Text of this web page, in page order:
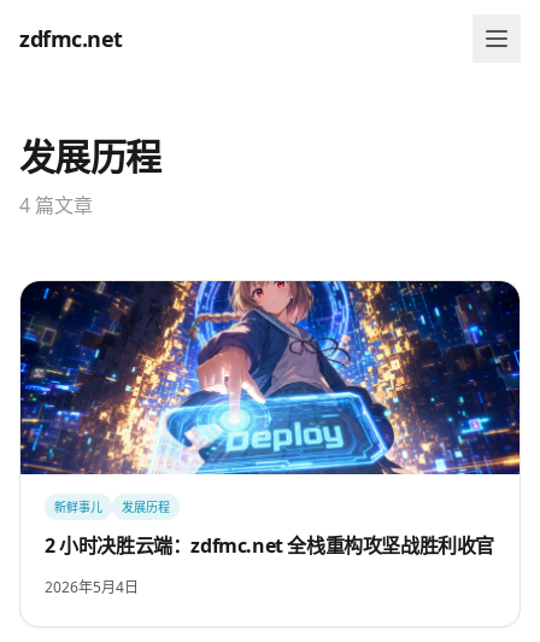
zdfmc.net
发展历程
4 篇文章
新鲜事儿 发展历程
2 小时决胜云端：zdfmc.net 全栈重构攻坚战胜利收官
2026年5月4日